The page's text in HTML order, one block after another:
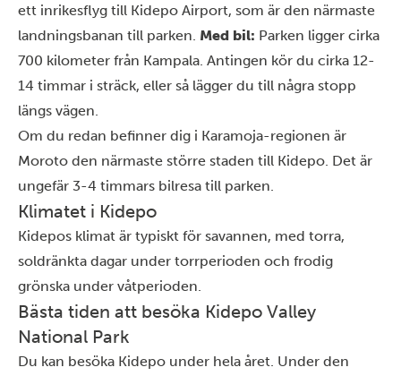
ett inrikesflyg till Kidepo Airport, som är den närmaste
landningsbanan till parken. Med bil: Parken ligger cirka
700 kilometer från Kampala. Antingen kör du cirka 12-
14 timmar i sträck, eller så lägger du till några stopp
längs vägen.
Om du redan befinner dig i Karamoja-regionen är
Moroto den närmaste större staden till Kidepo. Det är
ungefär 3-4 timmars bilresa till parken.
Klimatet i Kidepo
Kidepos klimat är typiskt för savannen, med torra,
soldränkta dagar under torrperioden och frodig
grönska under våtperioden.
Bästa tiden att besöka Kidepo Valley
National Park
Du kan besöka Kidepo under hela året. Under den